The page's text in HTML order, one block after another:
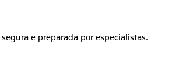
e preparada por especialistas.